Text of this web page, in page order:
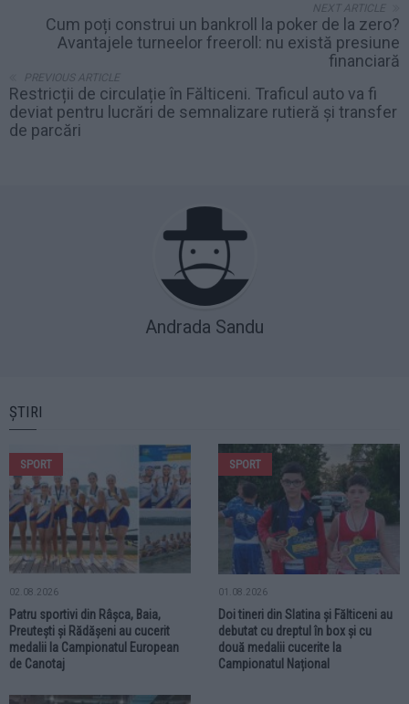
NEXT ARTICLE
Cum poți construi un bankroll la poker de la zero?
Avantajele turneelor freeroll: nu există presiune
financiară
PREVIOUS ARTICLE
Restricții de circulație în Fălticeni. Traficul auto va fi
deviat pentru lucrări de semnalizare rutieră și transfer
de parcări
Andrada Sandu
ȘTIRI
SPORT
02.08.2026
Patru sportivi din Râșca, Baia,
Preutești și Rădășeni au cucerit
medalii la Campionatul European
de Canotaj
SPORT
01.08.2026
Doi tineri din Slatina și Fălticeni au
debutat cu dreptul în box și cu
două medalii cucerite la
Campionatul Național